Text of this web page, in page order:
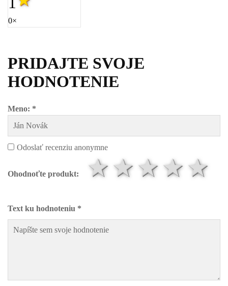
0×
PRIDAJTE SVOJE
HODNOTENIE
Meno: *
Odoslať recenziu anonymne
Ohodnoťte produkt: 4
3
2
1
Text ku hodnoteniu *